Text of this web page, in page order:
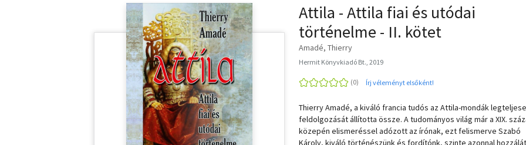
Attila - Attila fiai és utódai
történelme - II. kötet
Amadé, Thierry
Hermit Könyvkiadó Bt., 2019
Írj véleményt elsőként!
Thierry Amadé, a kiváló francia tudós az Attila-mondák
feldolgozását állította össze. A tudományos világ már a XIX.
közepén elismeréssel adózott az írónak, ezt felismerve Szabó
Károly, kiváló történészünk és fordítónk, szinte azonnal